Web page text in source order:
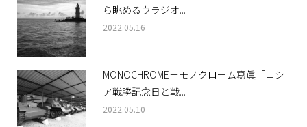
ら眺めるウラジオ...
2022.05.16
MONOCHROME－モノクローム寫眞「ロシ
ア戦勝記念日と戦...
2022.05.10